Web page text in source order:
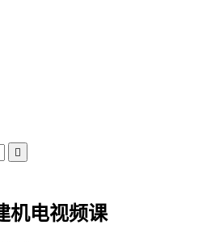

机电视频课